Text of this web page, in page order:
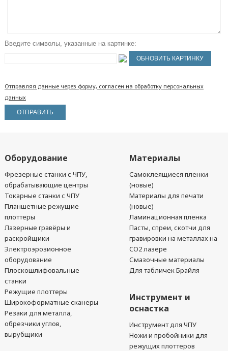
Введите символы, указанные на картинке:
Отправляя данные через форму, согласен на обработку персональных
данных
Оборудование
Фрезерные станки с ЧПУ,
обрабатывающие центры
Токарные станки с ЧПУ
Планшетные режущие
плоттеры
Лазерные гравёры и
раскройщики
Электроэрозионное
оборудование
Плоскошлифовальные
станки
Режущие плоттеры
Широкоформатные сканеры
Резаки для металла,
обрезчики углов,
вырубщики
Материалы
Самоклеящиеся пленки
(новые)
Материалы для печати
(новые)
Ламинационная пленка
Пасты, спреи, скотчи для
гравировки на металлах на
CO2 лазере
Смазочные материалы
Для табличек Брайля
Инструмент и
оснастка
Инструмент для ЧПУ
Ножи и пробойники для
режущих плоттеров